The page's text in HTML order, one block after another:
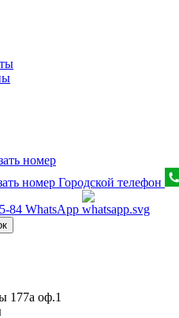
номер
номер Городской телефон
84 WhatsApp
177а оф.1